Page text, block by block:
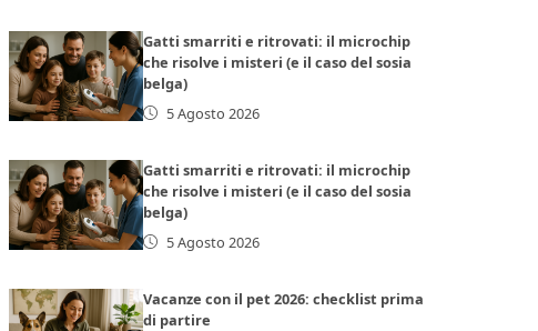
Gatti smarriti e ritrovati: il microchip
che risolve i misteri (e il caso del sosia
belga)
5 Agosto 2026
Gatti smarriti e ritrovati: il microchip
che risolve i misteri (e il caso del sosia
belga)
5 Agosto 2026
Vacanze con il pet 2026: checklist prima
di partire